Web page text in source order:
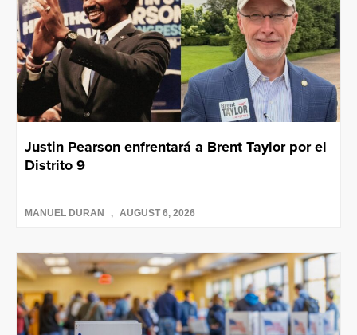
Justin Pearson enfrentará a Brent Taylor por el
Distrito 9
MANUEL DURAN AUGUST 6, 2026